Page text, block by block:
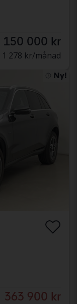
150 000 kr
1 278 kr/månad
Ny!
363 900 kr